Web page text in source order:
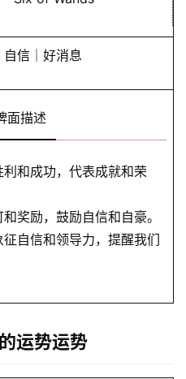
信｜好消息
面描述
和成功，代表成就和荣
奖励，鼓励自信和自豪。
自信和领导力，提醒我们
运势运势